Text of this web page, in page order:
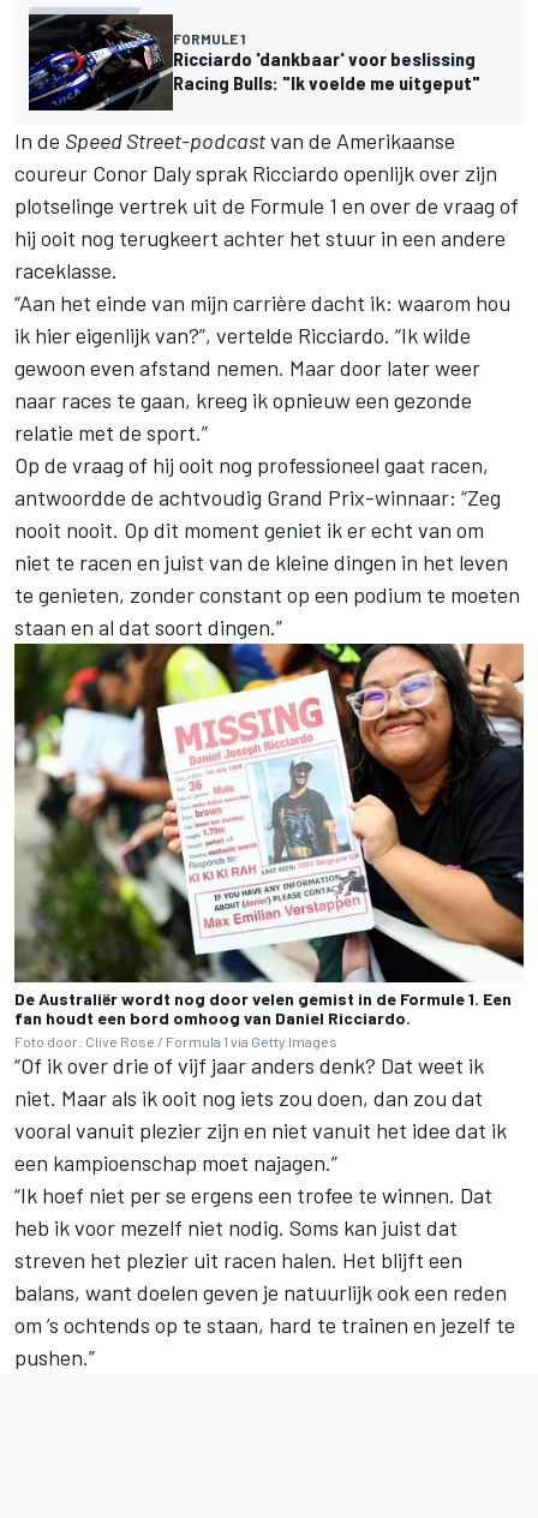
FORMULE 1
Ricciardo 'dankbaar' voor beslissing
Racing Bulls: "Ik voelde me uitgeput"
In de Speed Street-podcastvan de Amerikaanse
coureur Conor Daly sprak Ricciardo openlijk over zijn
plotselinge vertrek uit de Formule 1 en over de vraag of
hij ooit nog terugkeert achter het stuur in een andere
raceklasse.
“Aan het einde van mijn carrière dacht ik: waarom hou
ik hier eigenlijk van?”, vertelde Ricciardo. “Ik wilde
gewoon even afstand nemen. Maar door later weer
naar races te gaan, kreeg ik opnieuw een gezonde
relatie met de sport.”
Op de vraag of hij ooit nog professioneel gaat racen,
antwoordde de achtvoudig Grand Prix-winnaar: “Zeg
nooit nooit. Op dit moment geniet ik er echt van om
niet te racen en juist van de kleine dingen in het leven
te genieten, zonder constant op een podium te moeten
staan en al dat soort dingen.”
De Australiër wordt nog door velen gemist in de Formule 1. Een
fan houdt een bord omhoog van Daniel Ricciardo.
Foto door: Clive Rose / Formula 1 via Getty Images
“Of ik over drie of vijf jaar anders denk? Dat weet ik
niet. Maar als ik ooit nog iets zou doen, dan zou dat
vooral vanuit plezier zijn en niet vanuit het idee dat ik
een kampioenschap moet najagen.”
“Ik hoef niet per se ergens een trofee te winnen. Dat
heb ik voor mezelf niet nodig. Soms kan juist dat
streven het plezier uit racen halen. Het blijft een
balans, want doelen geven je natuurlijk ook een reden
om ’s ochtends op te staan, hard te trainen en jezelf te
pushen.”